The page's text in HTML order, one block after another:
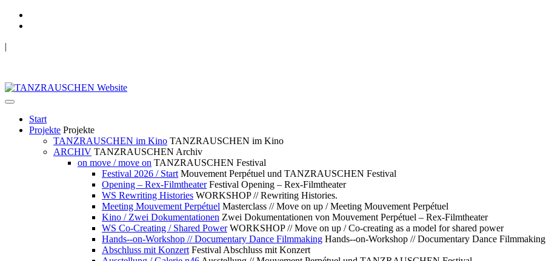
|
Start
Projekte Projekte
TANZRAUSCHEN im Kino TANZRAUSCHEN im Kino
ARCHIV TANZRAUSCHEN Archiv
on move / move on TANZRAUSCHEN Festival
Festival 2026 / Start Mouvement Perpétuel und TANZRAUSCHEN Festival
Opening – Rex-Filmtheater Festival Opening – Rex-Filmtheater
WS Rewriting Histories WORKSHOP // Rewriting Histories.
Meeting Mouvement Perpétuel Masterclass // Move on up / Meeting Mouvement Perpétuel
Kino / Zwei Dokumentationen Zwei Dokumentationen von Mouvement Perpétuel – Rex-Filmtheater
WS Co-Creating / Shared Power WORKSHOP // Move on up / Co-creating as a model for shared power
Hands--on-Workshop // Documentary Dance Filmmaking Hands--on-Workshop // Documentary Dance Filmmaking
Abschluss mit Konzert Festival Abschluss mit Konzert